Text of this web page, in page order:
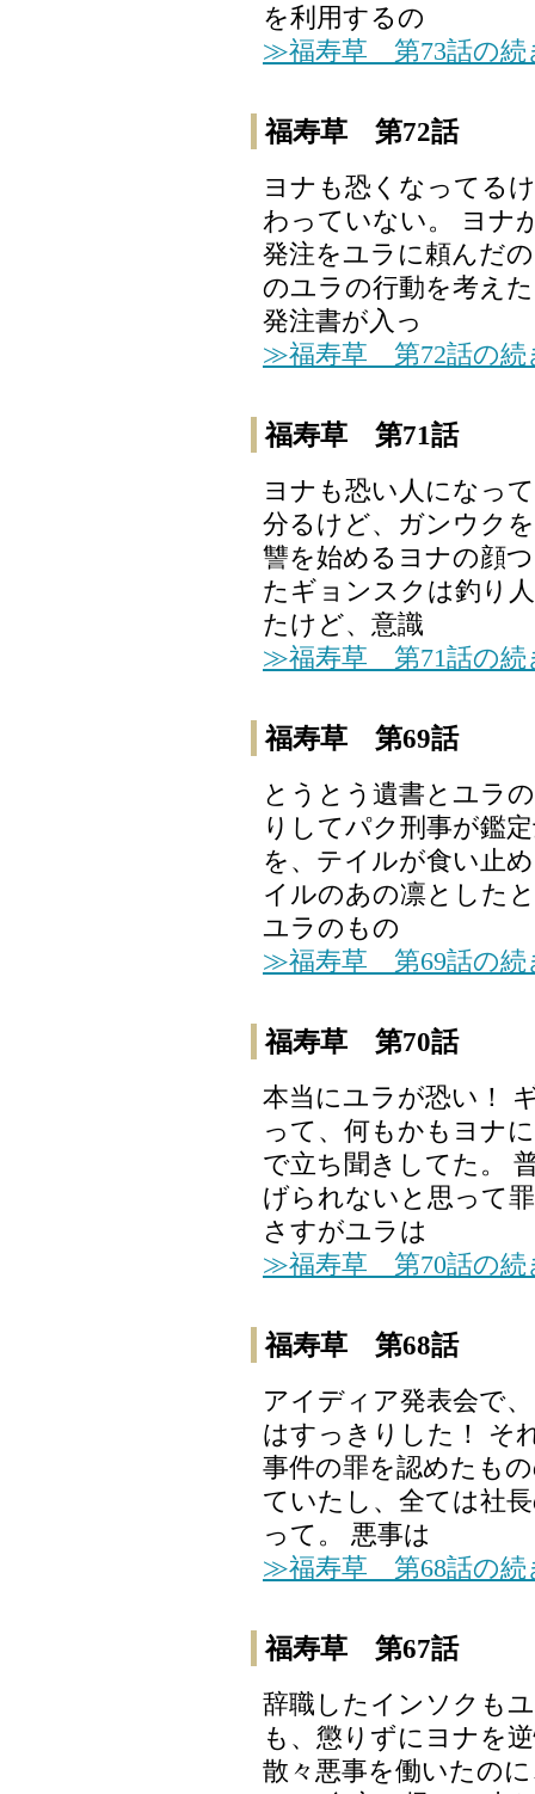
を利用するの
≫福寿草 第73話の続
福寿草 第72話
ヨナも恐くなってる
わっていない。 ヨナ
発注をユラに頼んだ
のユラの行動を考え
発注書が入っ
≫福寿草 第72話の続
福寿草 第71話
ヨナも恐い人になっ
分るけど、ガンウク
讐を始めるヨナの顔
たギョンスクは釣り
たけど、意識
≫福寿草 第71話の続
福寿草 第69話
とうとう遺書とユラ
りしてパク刑事が鑑
を、テイルが食い止
イルのあの凛とした
ユラのもの
≫福寿草 第69話の続
福寿草 第70話
本当にユラが恐い！
って、何もかもヨナ
で立ち聞きしてた。
げられないと思って
さすがユラは
≫福寿草 第70話の続
福寿草 第68話
アイディア発表会で
はすっきりした！ そ
事件の罪を認めたも
ていたし、全ては社
って。 悪事は
≫福寿草 第68話の続
福寿草 第67話
辞職したインソクも
も、懲りずにヨナを
散々悪事を働いたの